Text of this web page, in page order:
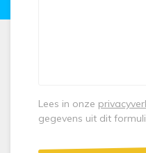
Lees in onze
gegevens uit dit